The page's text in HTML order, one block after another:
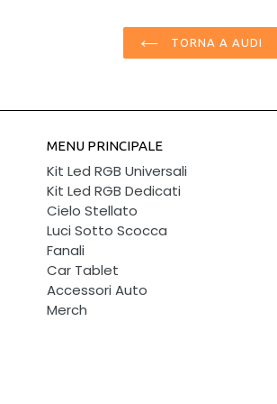
listino
TORNA A AUDI
MENU PRINCIPALE
Kit Led RGB Universali
Kit Led RGB Dedicati
Cielo Stellato
Luci Sotto Scocca
Fanali
Car Tablet
Accessori Auto
Merch